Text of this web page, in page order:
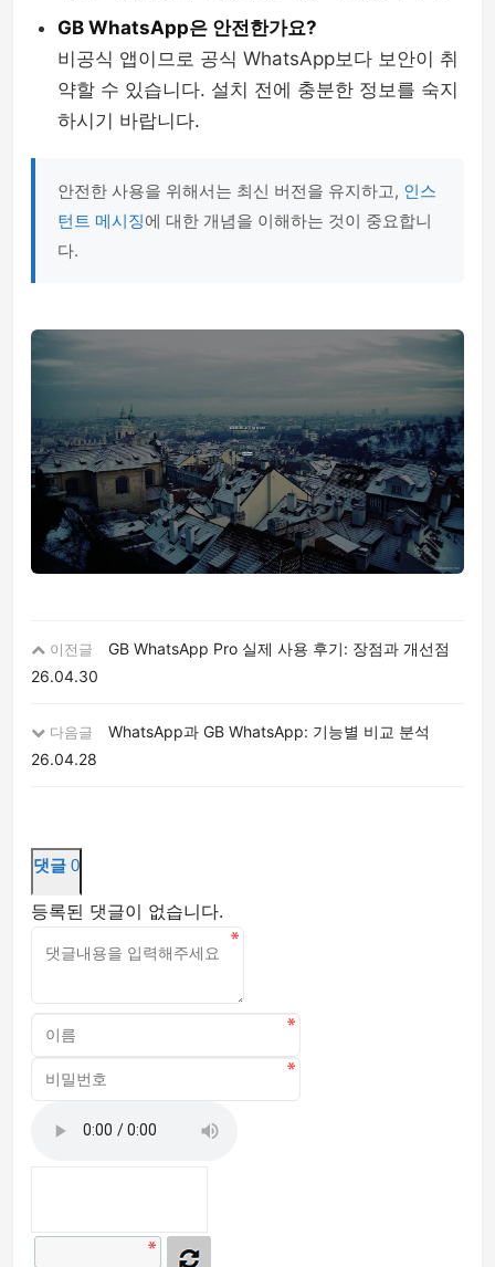
GB WhatsApp은 안전한가요?
비공식 앱이므로 공식 WhatsApp보다 보안이 취
약할 수 있습니다. 설치 전에 충분한 정보를 숙지
하시기 바랍니다.
안전한 사용을 위해서는 최신 버전을 유지하고, 인스
턴트 메시징에 대한 개념을 이해하는 것이 중요합니
다.
이전글
GB WhatsApp Pro 실제 사용 후기: 장점과 개선점
26.04.30
다음글
WhatsApp과 GB WhatsApp: 기능별 비교 분석
26.04.28
댓글 0
등록된 댓글이 없습니다.